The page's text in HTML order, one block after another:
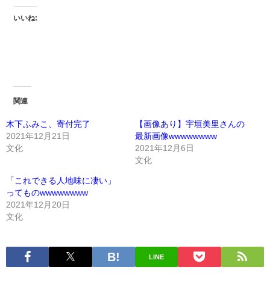
いいね:
関連
木下ふみこ、寄付完了
2021年12月21日
文化
【画像あり】宇垣美里さんの
最新画像wwwwwwww
2021年12月6日
文化
「これできる人地味に凄い」
ってものwwwwwwww
2021年12月20日
文化
LINE